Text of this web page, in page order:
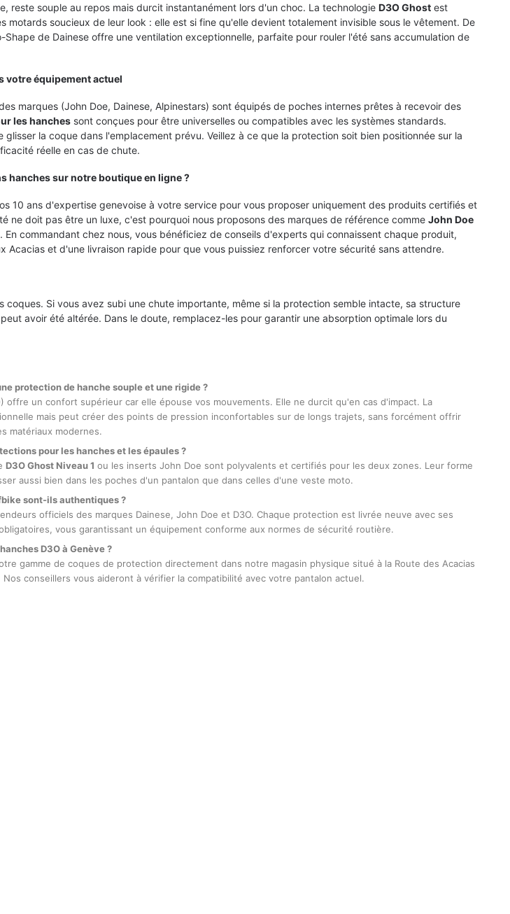
reste souple au repos mais durcit instantanément lors d'un choc. La technologie D3O Ghostest
motards soucieux de leur look : elle est si fine qu'elle devient totalement invisible sous le vêtement. De
Shape de Dainese offre une ventilation exceptionnelle, parfaite pour rouler l'été sans accumulation de
votre équipement actuel
marques (John Doe, Dainese, Alpinestars) sont équipés de poches internes prêtes à recevoir des
les hanchessont conçues pour être universelles ou compatibles avec les systèmes standards.
glisser la coque dans l'emplacement prévu. Veillez à ce que la protection soit bien positionnée sur la
réelle en cas de chute.
hanches sur notre boutique en ligne ?
10 ans d'expertise genevoise à votre service pour vous proposer uniquement des produits certifiés et
ne doit pas être un luxe, c'est pourquoi nous proposons des marques de référence comme John Doe
En commandant chez nous, vous bénéficiez de conseils d'experts qui connaissent chaque produit,
Acacias et d'une livraison rapide pour que vous puissiez renforcer votre sécurité sans attendre.
coques. Si vous avez subi une chute importante, même si la protection semble intacte, sa structure
avoir été altérée. Dans le doute, remplacez-les pour garantir une absorption optimale lors du
protection de hanche souple et une rigide ?
offre un confort supérieur car elle épouse vos mouvements. Elle ne durcit qu'en cas d'impact. La
mais peut créer des points de pression inconfortables sur de longs trajets, sans forcément offrir
matériaux modernes.
pour les hanches et les épaules ?
D3O Ghost Niveau 1 ou les inserts John Doe sont polyvalents et certifiés pour les deux zones. Leur forme
aussi bien dans les poches d'un pantalon que dans celles d'une veste moto.
sont-ils authentiques ?
officiels des marques Dainese, John Doe et D3O. Chaque protection est livrée neuve avec ses
vous garantissant un équipement conforme aux normes de sécurité routière.
D3O à Genève ?
gamme de coques de protection directement dans notre magasin physique situé à la Route des Acacias
Nos conseillers vous aideront à vérifier la compatibilité avec votre pantalon actuel.